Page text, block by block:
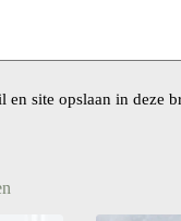
en site opslaan in deze